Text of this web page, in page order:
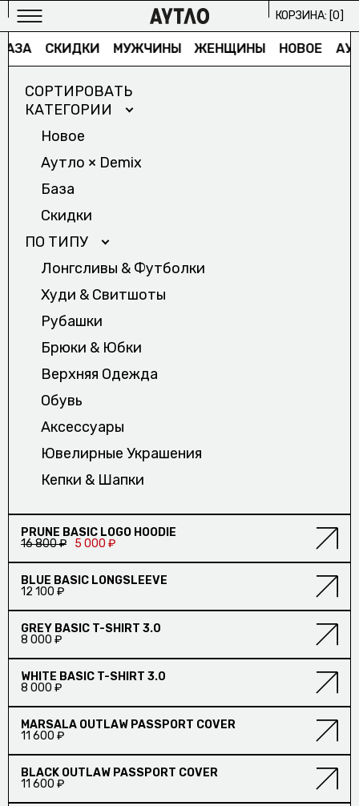
МУЖСКОЕ
ИЗБРАННОЕ/
ЖЕНСКОЕ
ИЗБРАННОЕ/
АРХИВ
2024/
ПРОЕКТЫ
СТУДИИ OUTLAW MOSCOW/
О НАС
О КОМПАНИИ/
БУДЕМ НА
СВЯЗИ?
СЕРВИС
ПОЛИТИКА
КОРЗИНА: [0]
СКИДКИ МУЖЧИНЫ ЖЕНЩИНЫ НОВОЕ
СОРТИРОВАТЬ
КАТЕГОРИИ
Новое
Аутло × Demix
База
Скидки
ПО ТИПУ
Лонгсливы & Футболки
Худи & Cвитшоты
Рубашки
Брюки & Юбки
Верхняя Одежда
Обувь
Аксесcуары
Ювелирные Украшения
Кепки & Шапки
СКИДКА
PRUNE BASIC LOGO HOODIE
16 800 ₽
5 000 ₽
BLUE BASIC LONGSLEEVE
12 100 ₽
GREY BASIC T-SHIRT 3.0
8 000 ₽
WHITE BASIC T-SHIRT 3.0
8 000 ₽
MARSALA OUTLAW PASSPORT COVER
11 600 ₽
BLACK OUTLAW PASSPORT COVER
11 600 ₽